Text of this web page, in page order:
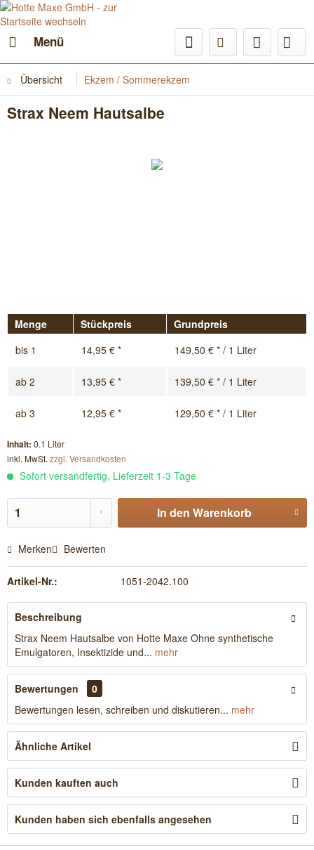
Menü
Übersicht Ekzem / Sommerekzem
Strax Neem Hautsalbe
Menge Stückpreis
Grundpreis
bis 1 14,95 € * 149,50 € * / 1 Liter
ab 2 13,95 € * 139,50 € * / 1 Liter
ab 3 12,95 € * 129,50 € * / 1 Liter
Inhalt: 0.1 Liter
inkl. MwSt. zzgl. Versandkosten
Sofort versandfertig, Lieferzeit 1-3 Tage
In den Warenkorb
Merken Bewerten
Artikel-Nr.: 1051-2042.100
Beschreibung
Strax Neem Hautsalbe von Hotte Maxe Ohne synthetische
Emulgatoren, Insektizide und... mehr
Bewertungen
0
Bewertungen lesen, schreiben und diskutieren... mehr
Ähnliche Artikel
Kunden kauften auch
Kunden haben sich ebenfalls angesehen